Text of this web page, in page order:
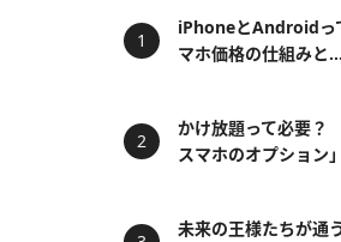
iPhoneとAndroidっ
マホ価格の仕組みと...
かけ放題って必要？
スマホのオプション」
未来の王様たちが通